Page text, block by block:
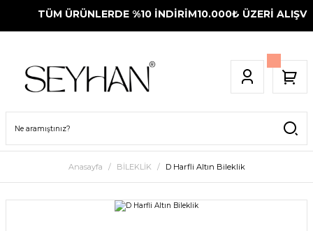
TÜM ÜRÜNLERDE %10 İNDİRİM10.000₺ ÜZERİ
Anasayfa BİLEKLİK D Harfli Altın Bileklik